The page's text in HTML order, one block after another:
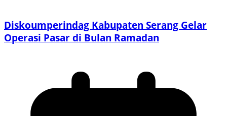
Diskoumperindag Kabupaten Serang Gelar
Operasi Pasar di Bulan Ramadan